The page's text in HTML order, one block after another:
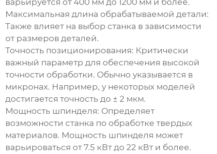
варьируется от 400 мм до 1200 мм и более.
Максимальная длина обрабатываемой детали:
Также влияет на выбор станка в зависимости
от размеров деталей.
Точность позиционирования: Критически
важный параметр для обеспечения высокой
точности обработки. Обычно указывается в
микронах. Например, у некоторых моделей
достигается точность до ± 2 мкм.
Мощность шпинделя: Определяет
возможности станка по обработке твердых
материалов. Мощность шпинделя может
варьироваться от 7.5 кВт до 22 кВт и более.